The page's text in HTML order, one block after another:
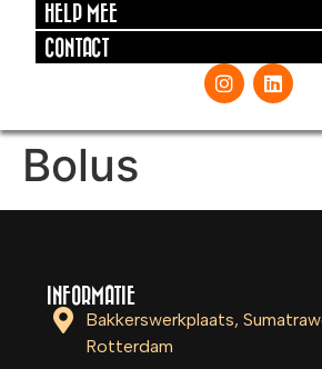
HELP MEE
CONTACT
Bolus
INFORMATIE
Bakkerswerkplaats,
Rotterdam